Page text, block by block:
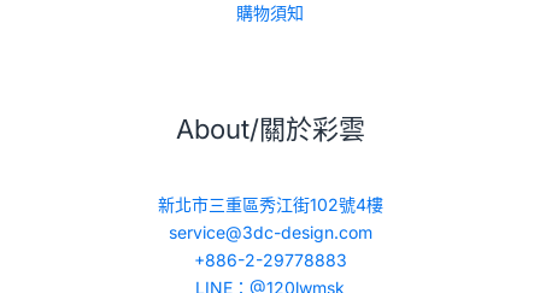
購物須知
About/關於彩雲
新北市三重區秀江街102號4樓
service@3dc-design.com
+886-2-29778883
LINE：@120lwmsk